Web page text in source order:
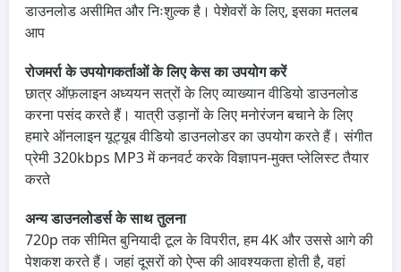
डाउनलोड असीमित और निःशुल्क है। पेशेवरों के लिए, इसका मतलब
आप
रोजमर्रा के उपयोगकर्ताओं के लिए केस का उपयोग करें
छात्र ऑफ़लाइन अध्ययन सत्रों के लिए व्याख्यान वीडियो डाउनलोड
करना पसंद करते हैं। यात्री उड़ानों के लिए मनोरंजन बचाने के लिए
हमारे ऑनलाइन यूट्यूब वीडियो डाउनलोडर का उपयोग करते हैं। संगीत
प्रेमी 320kbps MP3 में कनवर्ट करके विज्ञापन-मुक्त प्लेलिस्ट तैयार
करते
अन्य डाउनलोडर्स के साथ तुलना
720p तक सीमित बुनियादी टूल के विपरीत, हम 4K और उससे आगे की
पेशकश करते हैं। जहां दूसरों को ऐप्स की आवश्यकता होती है, वहां